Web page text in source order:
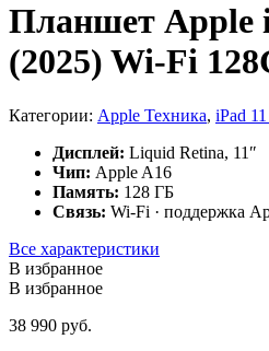
Планшет Apple
(2025) Wi-Fi
Категории: Apple Техника, iPad
Дисплей: Liquid Retina, 11″
Чип: Apple A16
Память: 128 ГБ
Связь: Wi-Fi · поддержка
Все характеристики
В избранное
В избранное
38 990 руб.